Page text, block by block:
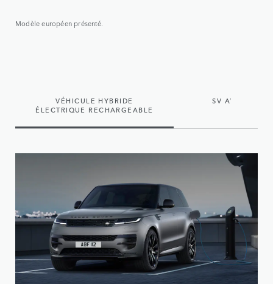
Modèle européen présenté.
VÉHICULE HYBRIDE
ÉLECTRIQUE RECHARGEABLE
SV AVEC